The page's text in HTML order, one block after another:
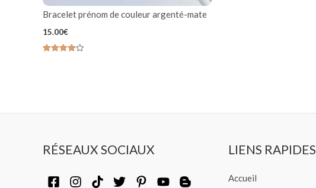
Bracelet prénom de couleur argenté-mate
15.00€
RÉSEAUX SOCIAUX LIENS RAPIDES
Accueil